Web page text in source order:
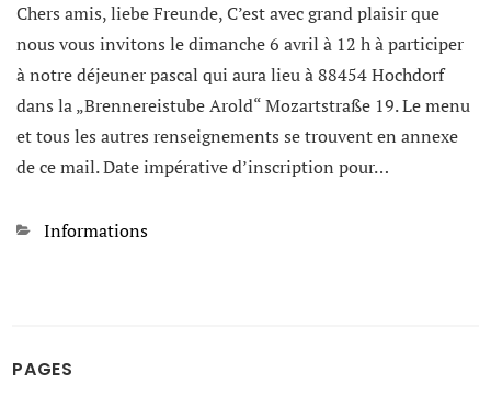
Chers amis, liebe Freunde, C’est avec grand plaisir que
nous vous invitons le dimanche 6 avril à 12 h à participer
à notre déjeuner pascal qui aura lieu à 88454 Hochdorf
dans la „Brennereistube Arold“ Mozartstraße 19. Le menu
et tous les autres renseignements se trouvent en annexe
de ce mail. Date impérative d’inscription pour…
Kategorien
Informations
PAGES